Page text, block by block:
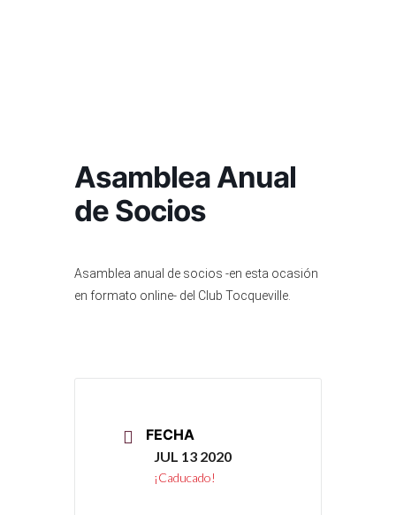
Asamblea Anual
de Socios
Asamblea anual de socios -en esta ocasión
en formato online- del Club Tocqueville.
FECHA
JUL 13 2020
¡Caducado!